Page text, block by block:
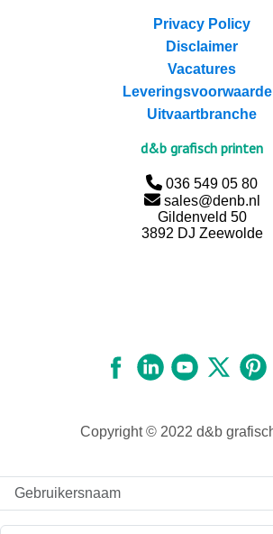
Privacy Policy
Disclaimer
Vacatures
Uitvaartbranche
Copyright © 2022 d&b
d&b grafisch printen
036 549 05 80
sales@denb.nl
Gildenveld 50
3892 DJ Zeewolde
Gebruikersnaam